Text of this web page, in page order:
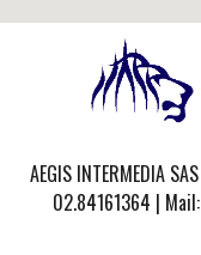
AEGIS INTERMEDIA
02.84161364 |